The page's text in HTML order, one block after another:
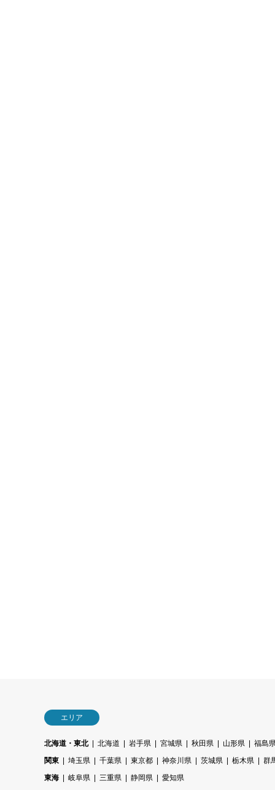
エリア
北海道・東北 北海道 岩手県 宮城県 秋田県 山形県 福島
関東
埼玉県 千葉県 東京都 神奈川県 茨城県 栃木県
群
東海
岐阜県 三重県 静岡県
愛知県